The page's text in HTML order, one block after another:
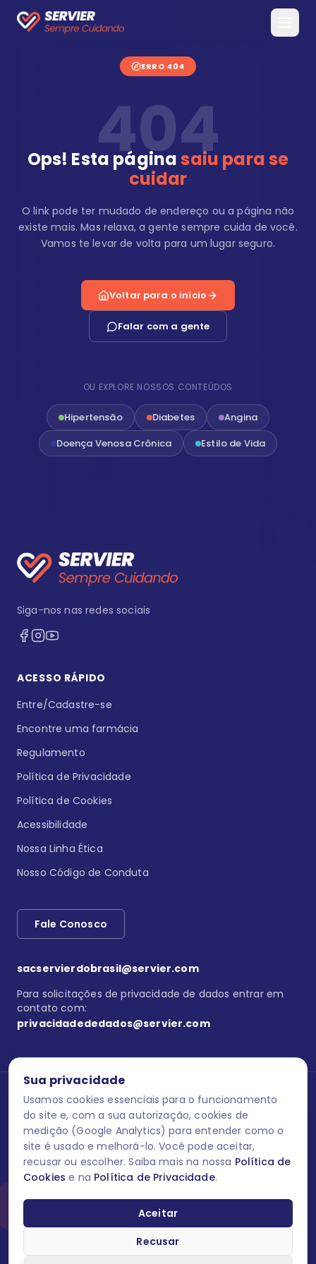
Sua privacidade
Usamos cookies essenciais para o funcionamento
do site e, com a sua autorização, cookies de
medição (Google Analytics) para entender como o
site é usado e melhorá-lo. Você pode aceitar,
recusar ou escolher. Saiba mais na nossa Política de
Cookies e na Política de Privacidade.
Aceitar
Recusar
ERRO 404
404
Ops! Esta páginasaiu para se
cuidar
O link pode ter mudado de endereço ou a página não
existe mais. Mas relaxa, a gente sempre cuida de você.
Vamos te levar de volta para um lugar seguro.
Voltar para o início
Falar com a gente
OU EXPLORE NOSSOS CONTEÚDOS
Hipertensão Diabetes
Angina
Doença Venosa Crônica
Estilo de Vida
Siga-nos nas redes sociais
ACESSO RÁPIDO
Entre/Cadastre-se
Encontre uma farmácia
Regulamento
Política de Privacidade
Política de Cookies
Acessibilidade
Nossa Linha Ética
Nosso Código de Conduta
Fale Conosco
sacservierdobrasil@servier.com
Para solicitações de privacidade de dados entrar em
contato com:
privacidadededados@servier.com
Se estiver no programa semprecuidando, comunique aquiuma
reação adversa com os produtos Servier. Este site contém
informações para o público leigo e para os profissionais de saúde
do Brasil habilitados a prescrever medicamentos. M-AS ONE-BR-
202606-00013 / Agosto 2026.
O laboratório Servier do Brasil respeita os seus dados! Caso deseje
dados pessoais você pode fazê-lo a qualquer momento entrando
em contato através do site www.semprecuidando.com.br na opção
fale conosco.